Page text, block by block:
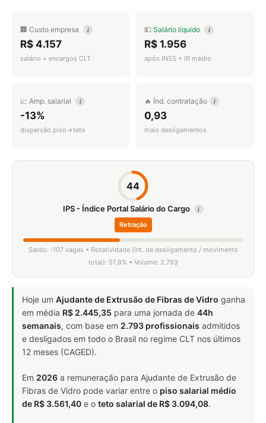
🏢 Custo empresa i
R$ 4.157
salário + encargos CLT
💵 Salário líquido i
R$ 1.956
após INSS + IR médio
📈 Amp. salarial i
-13%
dispersão piso→teto
🔥 Índ. contratação i
0,93
mais desligamentos
44
IPS - Índice Portal Salário do Cargo i
Retração
Saldo: -107 vagas • Rotatividade (int. de desligamento / movimento
total): 51,9% • Volume: 2.793
Hoje um Ajudante de Extrusão de Fibras de Vidro ganha
em média R$ 2.445,35 para uma jornada de 44h
semanais, com base em 2.793 profissionais admitidos
e desligados em todo o Brasil no regime CLT nos últimos
12 meses (CAGED).
Em 2026 a remuneração para Ajudante de Extrusão de
Fibras de Vidro pode variar entre o piso salarial médio
de R$ 3.561,40 e o teto salarial de R$ 3.094,08.